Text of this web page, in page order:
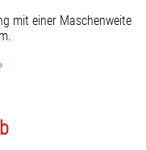
mit einer Maschenweite